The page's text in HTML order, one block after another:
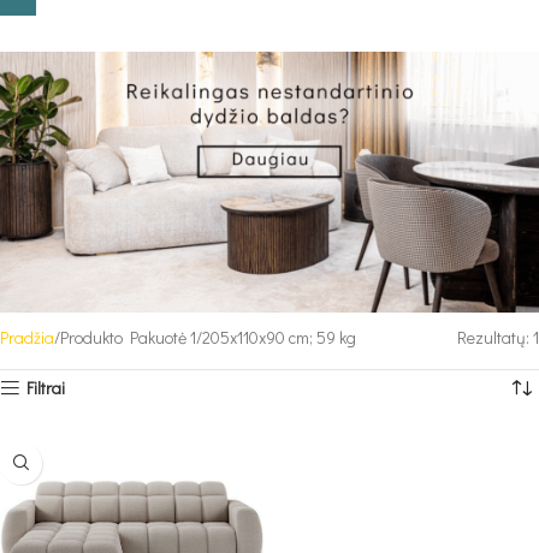
Pradžia Produkto Pakuotė 1 205x110x90 cm; 59 kg Rezultatų: 1
Filtrai